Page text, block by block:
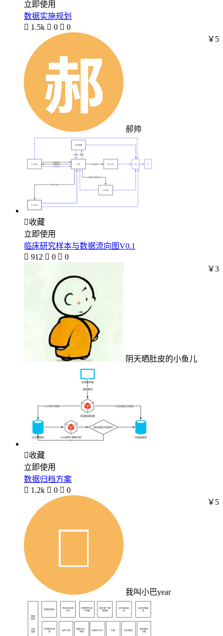
立即使用
数据实施规划
 1.5k  0  0
郝帅
￥5
收藏
立即使用
临床研究样本与数据流向图V0.1
 912  0  0
阴天晒肚皮的小鱼儿
￥3
收藏
立即使用
数据归档方案
 1.2k  0  0
我叫小巴year
￥5